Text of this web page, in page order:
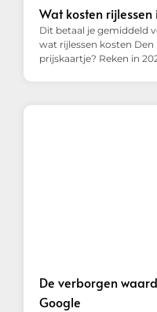
Wat kosten
Dit betaal je gemiddeld
wat rijlessen kosten
prijskaartje? Reken in
De verborgen
Google